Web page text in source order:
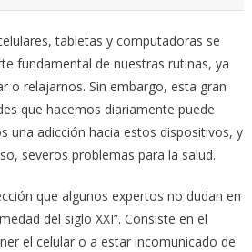
tabletas y computadoras se
fundamental de nuestras rutinas, ya
o relajarnos. Sin embargo, esta gran
que hacemos diariamente puede
una adicción hacia estos dispositivos, y
severos problemas para la salud.
que algunos expertos no dudan en
del siglo XXI”. Consiste en el
el celular o a estar incomunicado de